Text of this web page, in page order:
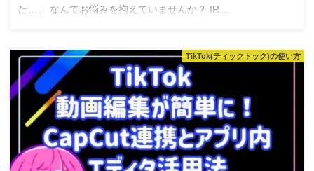
た…」 なんてお悩みを抱えていませんか？ IR…
TikTok(ティックトック)の使い方